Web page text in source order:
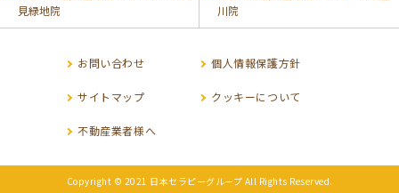
見緑地院
川院
お問い合わせ 個人情報保護方針
サイトマップ クッキーについて
不動産業者様へ
Copyright © 2021 日本セラピーグループ All Rights Reserved.